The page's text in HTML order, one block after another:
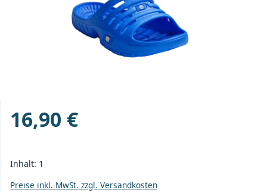
Regulärer Preis:
16,90 €
Inhalt: 1
Preise inkl. MwSt. zzgl. Versandkosten